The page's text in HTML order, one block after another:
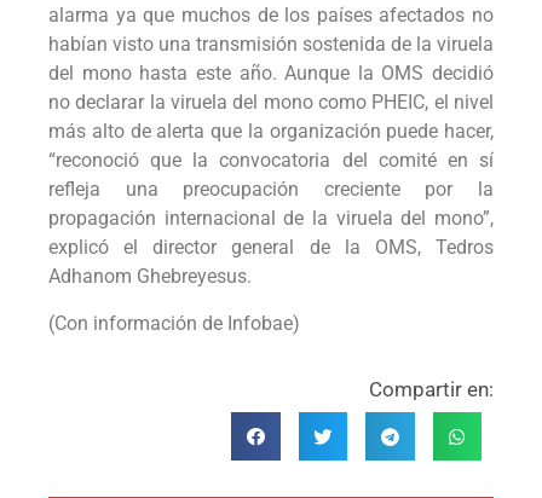
alarma ya que muchos de los países afectados no
habían visto una transmisión sostenida de la viruela
del mono hasta este año. Aunque la OMS decidió
no declarar la viruela del mono como PHEIC, el nivel
más alto de alerta que la organización puede hacer,
“reconoció que la convocatoria del comité en sí
refleja una preocupación creciente por la
propagación internacional de la viruela del mono”,
explicó el director general de la OMS, Tedros
Adhanom Ghebreyesus.
(Con información de Infobae)
Compartir en: